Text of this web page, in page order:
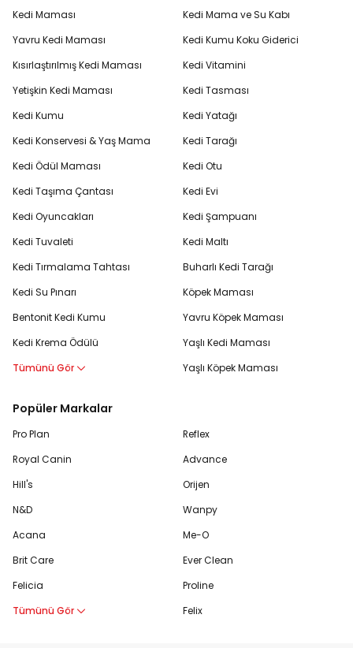
Kedi Maması
Yavru Kedi Maması
Kısırlaştırılmış Kedi Maması
Yetişkin Kedi Maması
Kedi Kumu
Kedi Konservesi & Yaş Mama
Kedi Ödül Maması
Kedi Taşıma Çantası
Kedi Oyuncakları
Kedi Tuvaleti
Kedi Tırmalama Tahtası
Kedi Su Pınarı
Bentonit Kedi Kumu
Kedi Krema Ödülü
Tümünü Gör
Kedi Mama ve Su Kabı
Kedi Kumu Koku Giderici
Kedi Vitamini
Kedi Tasması
Kedi Yatağı
Kedi Tarağı
Kedi Otu
Kedi Evi
Kedi Şampuanı
Kedi Maltı
Buharlı Kedi Tarağı
Köpek Maması
Yavru Köpek Maması
Yaşlı Kedi Maması
Yaşlı Köpek Maması
Popüler Markalar
Pro Plan
Royal Canin
Hill's
N&D
Acana
Brit Care
Felicia
Tümünü Gör
Reflex
Advance
Orijen
Wanpy
Me-O
Ever Clean
Proline
Felix